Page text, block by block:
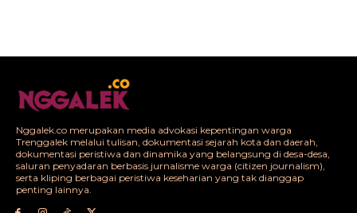
Nggalek.co merupakan media advokasi kepentingan warga
Trenggalek melalui tulisan, dokumentasi sejarah kota dan daerah,
dokumentasi peristiwa dan dinamika yang belangsung di desa-desa,
saluran penyadaran berbasis jurnalisme warga (citizen journalism),
serta kliping berbagai peristiwa keseharian yang tak dianggap
penting lainnya.